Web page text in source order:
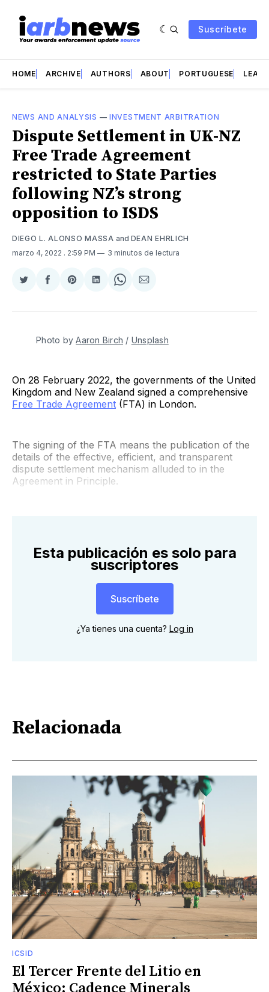
Suscríbete
HOME ARCHIVE AUTHORS ABOUT PORTUGUESE LEAD
NEWS AND ANALYSIS —INVESTMENT ARBITRATION
Dispute Settlement in UK-NZ
Free Trade Agreement
restricted to State Parties
following NZ’s strong
opposition to ISDS
DIEGO L. ALONSO MASSA and DEAN EHRLICH
marzo 4, 2022 . 2:59 PM 3 minutos de lectura
Compartir
Twitter
Compartir
Facebook
Share
Pinterest
Compartir
LinkedIn
Share
WhatsApp
Compartir
Email
Photo byAaron Birch / Unsplash
On 28 February 2022, the governments of the United
Kingdom and New Zealand signed a comprehensive
Free Trade Agreement (FTA) in London.
The signing of the FTA means the publication of the
details of the effective, efficient, and transparent
dispute settlement mechanism alluded to in the
Agreement in Principle.
Esta publicación es solo para
suscriptores
Suscríbete
¿Ya tienes una cuenta? Log in
Relacionada
ICSID
El Tercer Frente del Litio en